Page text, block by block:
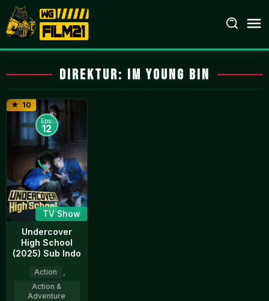
Loncat
ke
konten
Direktur: Im Young Bin
10
Eps:
12
TV Show
Undercover
High School
(2025) Sub Indo
Action
Action &
Adventure